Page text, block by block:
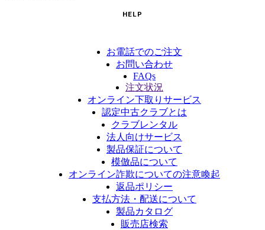
HELP
お電話でのご注文
お問い合わせ
FAQs
注文状況
オンライン下取りサービス
認定中古クラブとは
クラブレンタル
法人向けサービス
製品保証について
模倣品について
オンライン詐欺についての注意喚起
返品ポリシー
支払方法・配送について
製品カタログ
販売店検索